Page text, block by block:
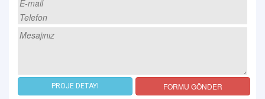
PROJE DETAYI FORMU GÖNDER